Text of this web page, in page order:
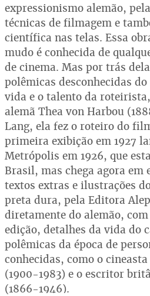
expressionismo alemão,
técnicas de filmagem e
científica nas telas. Essa
mudo é conhecida de
de cinema. Mas por trás
polêmicas desconhecidas
vida e o talento da
alemã Thea von Harbou
Lang, ela fez o roteiro do
primeira exibição em 1927
Metrópolis em 1926, que
Brasil, mas chega agora em
textos extras e ilustrações
preta dura, pela Editora
diretamente do alemão,
edição, detalhes da vida do
polêmicas da época de
conhecidas, como o
(1900-1983) e o escritor
(1866-1946).